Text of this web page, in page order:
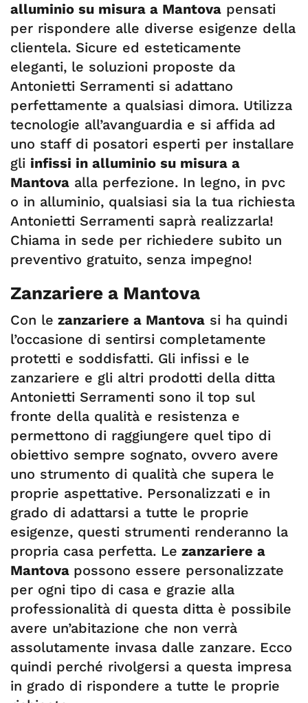
alluminio su misura a Mantova pensati
per rispondere alle diverse esigenze della
clientela. Sicure ed esteticamente
eleganti, le soluzioni proposte da
Antonietti Serramenti si adattano
perfettamente a qualsiasi dimora. Utilizza
tecnologie all’avanguardia e si affida ad
uno staff di posatori esperti per installare
gli infissi in alluminio su misura a
Mantova alla perfezione. In legno, in pvc
o in alluminio, qualsiasi sia la tua richiesta
Antonietti Serramenti saprà realizzarla!
Chiama in sede per richiedere subito un
preventivo gratuito, senza impegno!
Zanzariere a Mantova
Con le zanzariere a Mantova si ha quindi
l’occasione di sentirsi completamente
protetti e soddisfatti. Gli infissi e le
zanzariere e gli altri prodotti della ditta
Antonietti Serramenti sono il top sul
fronte della qualità e resistenza e
permettono di raggiungere quel tipo di
obiettivo sempre sognato, ovvero avere
uno strumento di qualità che supera le
proprie aspettative. Personalizzati e in
grado di adattarsi a tutte le proprie
esigenze, questi strumenti renderanno la
propria casa perfetta. Le zanzariere a
Mantova possono essere personalizzate
per ogni tipo di casa e grazie alla
professionalità di questa ditta è possibile
avere un’abitazione che non verrà
assolutamente invasa dalle zanzare. Ecco
quindi perché rivolgersi a questa impresa
in grado di rispondere a tutte le proprie